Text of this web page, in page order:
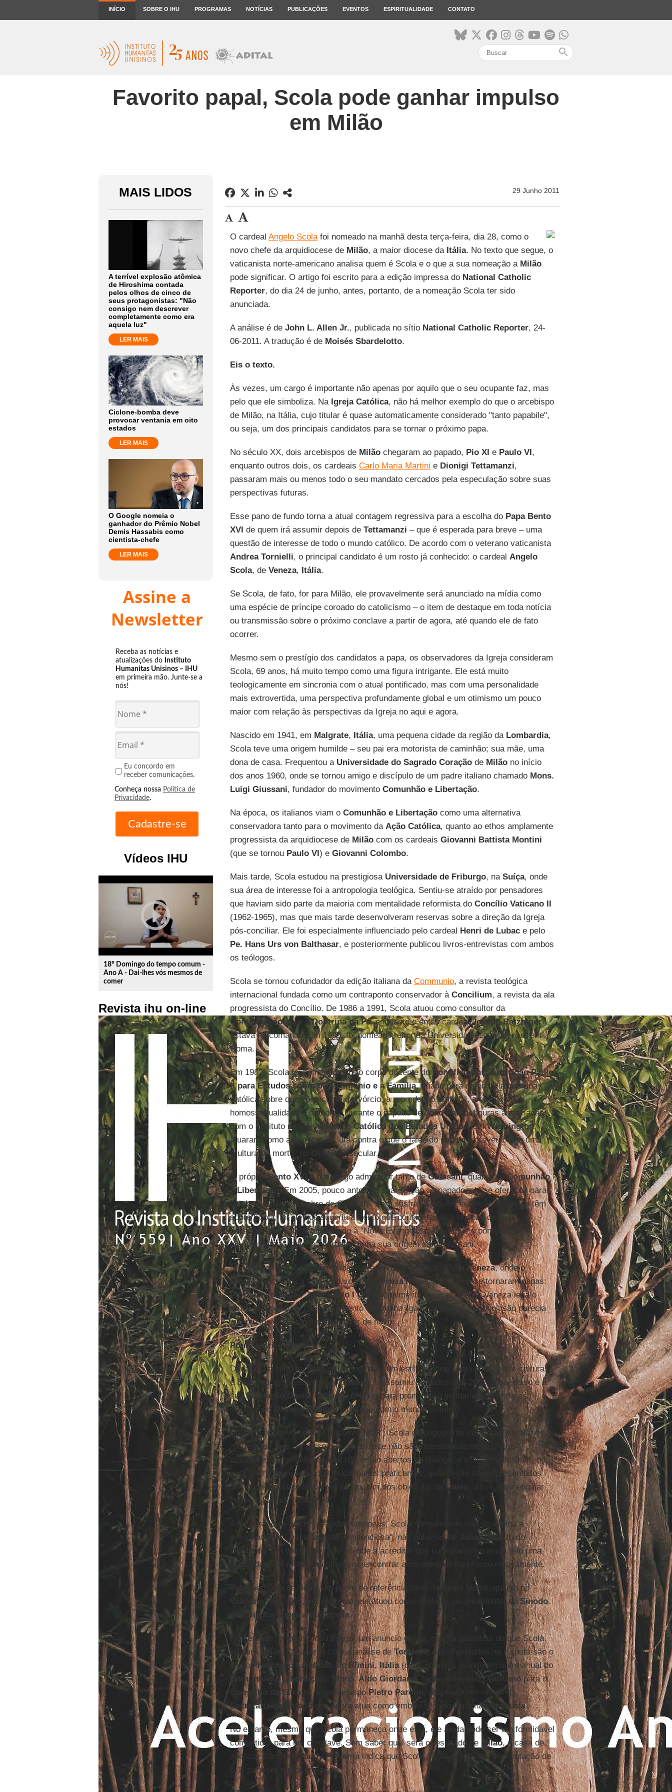
INÍCIO SOBRE O IHU PROGRAMAS NOTÍCIAS PUBLICAÇÕES EVENTOS ESPIRITUALIDADE CONTATO
search
Favorito papal, Scola pode ganhar impulso
em Milão
MAIS LIDOS
A terrível explosão atômica
de Hiroshima contada
pelos olhos de cinco de
seus protagonistas: "Não
consigo nem descrever
completamente como era
aquela luz"
LER MAIS
Ciclone-bomba deve
provocar ventania em oito
estados
LER MAIS
O Google nomeia o
ganhador do Prêmio Nobel
Demis Hassabis como
cientista-chefe
LER MAIS
Assine a
Newsletter
Receba as notícias e
atualizações do Instituto
Humanitas Unisinos – IHU
em primeira mão. Junte-se a
nós!
Eu concordo em
receber comunicações.
Conheça nossa Política de
Privacidade.
Vídeos IHU
play_circle_outline
18º Domingo do tempo comum -
Ano A - Dai-lhes vós mesmos de
comer
Revista ihu on-line
29 Junho 2011
O cardeal Angelo Scolafoi nomeado na manhã desta terça-feira, dia 28, como o
novo chefe da arquidiocese de Milão, a maior diocese da Itália. No texto que segue, o
vaticanista norte-americano analisa quem é Scola e o que a sua nomeação a Milão
pode significar. O artigo foi escrito para a edição impressa do National Catholic
Reporter, do dia 24 de junho, antes, portanto, de a nomeação Scola ter sido
anunciada.
A análise é de John L. Allen Jr., publicada no sítio National Catholic Reporter, 24-
06-2011. A tradução é de Moisés Sbardelotto.
Eis o texto.
Às vezes, um cargo é importante não apenas por aquilo que o seu ocupante faz, mas
pelo que ele simboliza. Na Igreja Católica, não há melhor exemplo do que o arcebispo
de Milão, na Itália, cujo titular é quase automaticamente considerado "tanto papabile",
ou seja, um dos principais candidatos para se tornar o próximo papa.
No século XX, dois arcebispos de Milãochegaram ao papado, Pio XI e Paulo VI,
enquanto outros dois, os cardeais Carlo Maria Martini e Dionigi Tettamanzi,
passaram mais ou menos todo o seu mandato cercados pela especulação sobre suas
perspectivas futuras.
Esse pano de fundo torna a atual contagem regressiva para a escolha do Papa Bento
XVI de quem irá assumir depois de Tettamanzi – que é esperada para breve – uma
questão de interesse de todo o mundo católico. De acordo com o veterano vaticanista
Andrea Tornielli, o principal candidato é um rosto já conhecido: o cardeal Angelo
Scola, de Veneza, Itália.
Se Scola, de fato, for para Milão, ele provavelmente será anunciado na mídia como
uma espécie de príncipe coroado do catolicismo – o item de destaque em toda notícia
ou transmissão sobre o próximo conclave a partir de agora, até quando ele de fato
ocorrer.
Mesmo sem o prestígio dos candidatos a papa, os observadores da Igreja consideram
Scola, 69 anos, há muito tempo como uma figura intrigante. Ele está muito
teologicamente em sincronia com o atual pontificado, mas com uma personalidade
mais extrovertida, uma perspectiva profundamente global e um otimismo um pouco
maior com relação às perspectivas da Igreja no aqui e agora.
Nascido em 1941, em Malgrate, Itália, uma pequena cidade da região da Lombardia,
Scola teve uma origem humilde – seu pai era motorista de caminhão; sua mãe, uma
dona de casa. Frequentou a Universidade do Sagrado Coração deMilãono início
dos anos 1960, onde se tornou amigo e discípulo de um padre italiano chamado Mons.
Luigi Giussani, fundador do movimento Comunhão e Libertação.
Na época, os italianos viam o Comunhão e Libertaçãocomo uma alternativa
conservadora tanto para o movimento da Ação Católica, quanto ao ethos amplamente
progressista da arquidiocese de Milãocom os cardeais Giovanni Battista Montini
(que se tornou Paulo VI) e Giovanni Colombo.
Mais tarde, Scola estudou na prestigiosa Universidade de Friburgo, na Suíça, onde
sua área de interesse foi a antropologia teológica. Sentiu-se atraído por pensadores
que haviam sido parte da maioria com mentalidade reformista do Concílio Vaticano II
(1962-1965), mas que mais tarde desenvolveram reservas sobre a direção da Igreja
pós-conciliar. Ele foi especialmente influenciado pelo cardeal Henri de Lubace pelo
Pe. Hans Urs von Balthasar, e posteriormente publicou livros-entrevistas com ambos
os teólogos.
Scola se tornou cofundador da edição italiana da Communio, a revista teológica
internacional fundada como um contraponto conservador à Concilium, a revista da ala
progressista do Concílio. De 1986 a 1991, Scola atuou como consultor da
Congregação para a Doutrina da Fé, enquanto o então cardealJoseph Ratzinger
estava no comando. Em 1995, foi nomeado reitor da Universidade Lateranense, em
Roma.
Em 1982, Scola foi nomeado para o corpo docente doPontifício Instituto João Paulo
II para Estudos sobre o Matrimônio e a Família, criado para defender a doutrina
católica sobre questões como o divórcio, a reprodução artificial, a clonagem, a
homossexualidade e o aborto. Durante o papado deJoão Paulo, figuras associadas
com o instituto na
Universidade Católica dos Estados Unidos, emWashington,
atuaram como arquitetos da luta contra o que o falecido papa descreveu como uma
"cultura da morte" no
Ocidentesecular.
O próprioBento XVIé um antigo admirador tanto deGiussani, quanto doComunhão
e Libertação . Em 2005, pouco antes de sua eleição ao papado, ele se ofereceu para
celebrar a missa fúnebre de Giussani. Para ilustrar a influência que esses laços têm
sobre Scola, foi ele que sugeriu a Bento que considerasse a criação de um
departamento vaticano dedicado à "Nova Evangelização", o que o pontífice fez
prontamente. A ideia, na verdade, tinha sua origem com Giussani.
No início de maio, Scola presidiu a breve visita de Bento XVI aVeneza, onde o
pontífice recordou a três patriarcas de
Venezano século XX que se tornaram papas:
Pio X,João XXIII eJoão Paulo I(tradicionalmente, o arcebispo de Veneza leva o
título de "Patriarca"). Embora Bento não tenha ligado os pontos, a conclusão parecia
inconfundível: isso pode acontecer de novo.
Ponte entre culturas
Dada a sua história, Veneza sempre teve um estilo próprio como ponte entre culturas,
e Scola abraçou esse legado desde que assumiu em janeiro de 2002. Sinal disso é a
suaFundação Oasis, lançada em 2004 para promover a solidariedade entre os
cristãos no
Oriente Médioe o diálogo com o mundo islâmico.
Em uma entrevista em 2010 com o NCR, Scola distinguiu três correntes no Islã: os
moderados, que ele disse que geralmente não são representativos das "ruas"
muçulmanas; os radicais, que não estão abertos ao diálogo; e o "Islã tradicional", ou
seja, a grande maioria dos muçulmanos praticantes, geralmente não representados
nos canais oficiais de conversação. Um dos objetivos da Oasis
, disse, é se engajar
com o Islã tradicional.
Ao contrário de alguns prelados europeus, Scola normalmente não se inclina a
preocupações com a "apostasia silenciosa", nas palavras de
João Paulo II, do
Ocidente
. Em vez disso, Scola tende a acreditar que o cristianismo ainda tem uma
capacidade de moldar a cultura, se encontrar a coragem de fazer isso efetivamente.
Esse perfil fez de Scola um ponto de referência tanto na Igreja global, quanto no
Vaticano
. Em 2005, por exemplo, ele atuou como o relator, ou presidente, do Sínodo
dos Bispos sobre a Eucaristia.
Na verdade, enquanto não chegar um anúncio oficial, não há garantias de que Scola
vá paraMilão. De acordo com a análise deTornielli , outros prelados na disputa são o
bispo Francesco Lambiasi , de Rimini,Itália(onde ocorre o grande encontro anual do
Comunhão e Libertação
Mons. Aldo Giordano , representante doVaticanopara o
Conselho da Europa; e o arcebispoPietro Parolin
, respeitado ex-oficial da
Secretaria de
Estadoque agora atua como embaixador do papa naVenezuela.
No entanto, mesmo que Scola permaneça onde está, ele ainda pode ser um formidável
competidor para um conclave. Sem saber qual será o resultado de
Milão, a casa de
apostas irlandesa
Paddy Powerjá indica que Scola é o favorito, com uma cotação de
6-1, para ser o próximo papa.